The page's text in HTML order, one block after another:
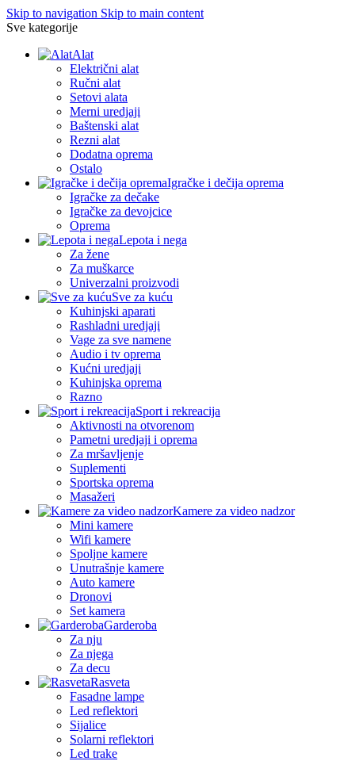
Skip to navigation Skip to main content
Sve kategorije
Alat
Električni alat
Ručni alat
Setovi alata
Merni uredjaji
Baštenski alat
Rezni alat
Dodatna oprema
Ostalo
Igračke i dečija oprema
Igračke za dečake
Igračke za devojcice
Oprema
Lepota i nega
Za žene
Za muškarce
Univerzalni proizvodi
Sve za kuću
Kuhinjski aparati
Rashladni uredjaji
Vage za sve namene
Audio i tv oprema
Kućni uredjaji
Kuhinjska oprema
Razno
Sport i rekreacija
Aktivnosti na otvorenom
Pametni uredjaji i oprema
Za mršavljenje
Suplementi
Sportska oprema
Masažeri
Kamere za video nadzor
Mini kamere
Wifi kamere
Spoljne kamere
Unutrašnje kamere
Auto kamere
Dronovi
Set kamera
Garderoba
Za nju
Za njega
Za decu
Rasveta
Fasadne lampe
Led reflektori
Sijalice
Solarni reflektori
Led trake